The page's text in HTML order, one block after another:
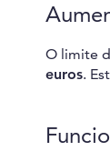
O limite
euros.